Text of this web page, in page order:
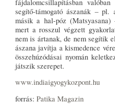
fájdalomcsillapításban
segítő-támogató ászanák – pl.
másik a hal-póz
mert a rosszul végzett
nem is ártanak, de nem segítik
ászana javítja a kismedence
összehúzódásai nyomán
játszik szerepet.
www.indiaigyogykozpont.hu
forrás: Patika Magazin